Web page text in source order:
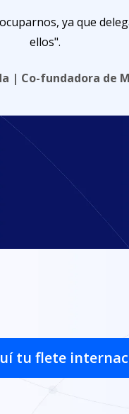
nada, ellos lo hacen
proveedor".
CEO de Beautystore
tu flete